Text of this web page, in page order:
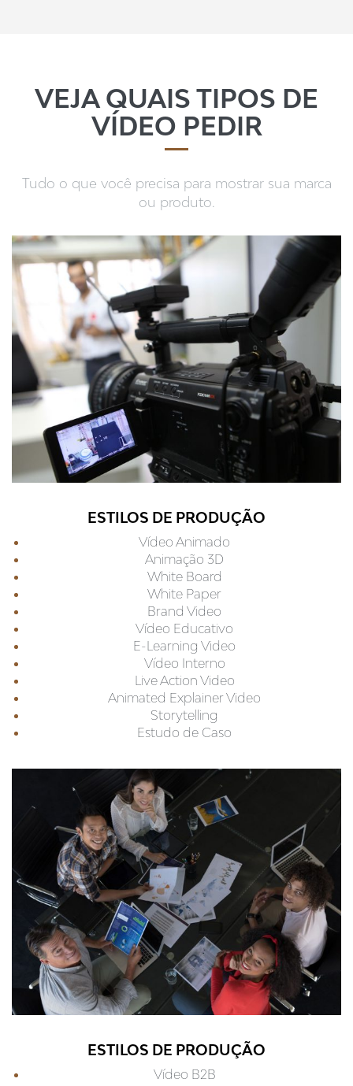
VEJA QUAIS TIPOS DE
VÍDEO PEDIR
Tudo o que você precisa para mostrar sua marca
ou produto.
ESTILOS DE PRODUÇÃO
Vídeo Animado
Animação 3D
White Board
White Paper
Brand Video
Vídeo Educativo
E-Learning Video
Vídeo Interno
Live Action Video
Animated Explainer Video
Storytelling
Estudo de Caso
ESTILOS DE PRODUÇÃO
Vídeo B2B